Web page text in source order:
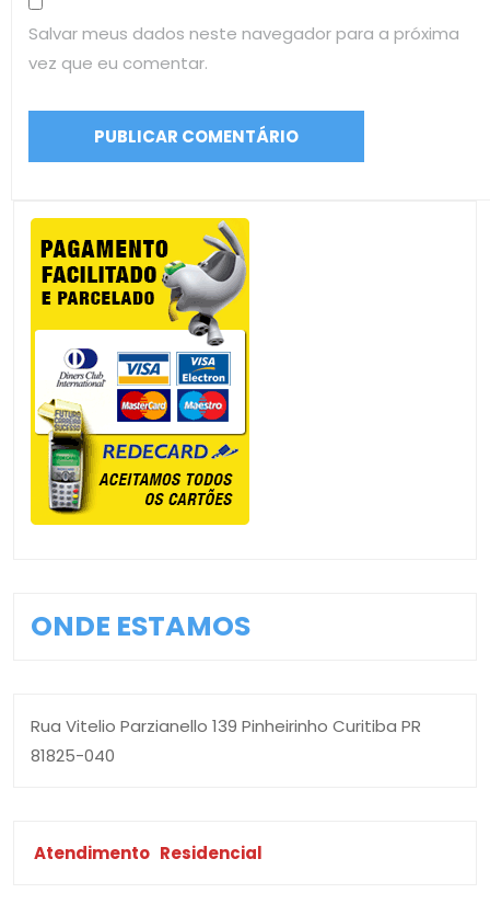
Salvar meus dados neste navegador para a próxima
vez que eu comentar.
ONDE ESTAMOS
Rua Vitelio Parzianello 139 Pinheirinho Curitiba PR
81825-040
Atendimento Residencial